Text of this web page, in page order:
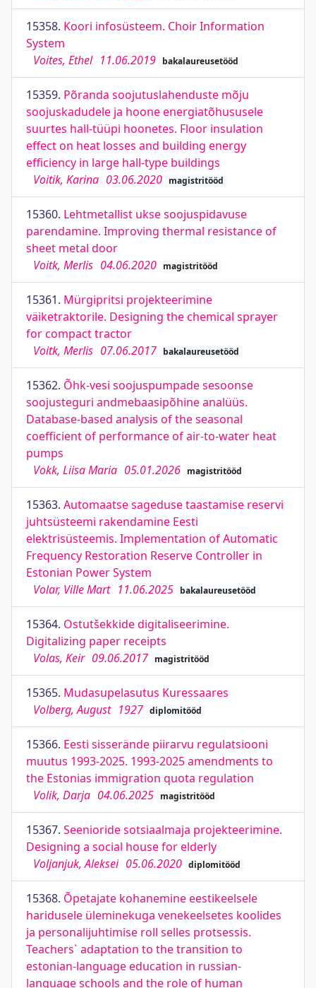
15358. Koori infosüsteem. Choir Information
System
Voites, Ethel 11.06.2019 bakalaureusetööd
15359. Põranda soojutuslahenduste mõju
soojuskadudele ja hoone energiatõhususele
suurtes hall-tüüpi hoonetes. Floor insulation
effect on heat losses and building energy
efficiency in large hall-type buildings
Voitik, Karina 03.06.2020 magistritööd
15360. Lehtmetallist ukse soojuspidavuse
parendamine. Improving thermal resistance of
sheet metal door
Voitk, Merlis 04.06.2020 magistritööd
15361. Mürgipritsi projekteerimine
väiketraktorile. Designing the chemical sprayer
for compact tractor
Voitk, Merlis 07.06.2017 bakalaureusetööd
15362. Õhk-vesi soojuspumpade sesoonse
soojusteguri andmebaasipõhine analüüs.
Database-based analysis of the seasonal
coefficient of performance of air-to-water heat
pumps
Vokk, Liisa Maria 05.01.2026 magistritööd
15363. Automaatse sageduse taastamise reservi
juhtsüsteemi rakendamine Eesti
elektrisüsteemis. Implementation of Automatic
Frequency Restoration Reserve Controller in
Estonian Power System
Volar, Ville Mart 11.06.2025 bakalaureusetööd
15364. Ostutšekkide digitaliseerimine.
Digitalizing paper receipts
Volas, Keir 09.06.2017 magistritööd
15365. Mudasupelasutus Kuressaares
Volberg, August 1927 diplomitööd
15366. Eesti sisserände piirarvu regulatsiooni
muutus 1993-2025. 1993-2025 amendments to
the Estonias immigration quota regulation
Volik, Darja 04.06.2025 magistritööd
15367. Seenioride sotsiaalmaja projekteerimine.
Designing a social house for elderly
Voljanjuk, Aleksei 05.06.2020 diplomitööd
15368. Õpetajate kohanemine eestikeelsele
haridusele üleminekuga venekeelsetes koolides
ja personalijuhtimise roll selles protsessis.
Teachers` adaptation to the transition to
estonian-language education in russian-
language schools and the role of human